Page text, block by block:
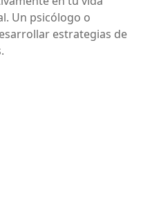
Un psicólogo o
estrategias de